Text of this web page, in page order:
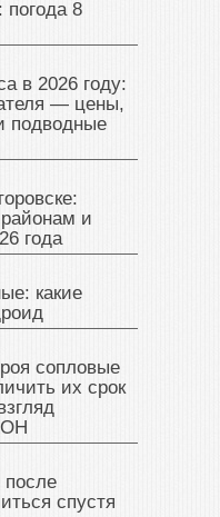
погода 8
в 2026 году:
— цены,
подводные
и
года
какие
сопловые
их срок
спустя